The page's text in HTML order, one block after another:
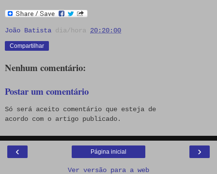
João Batista dia/hora 20:20:00
Compartilhar
Nenhum comentário:
Postar um comentário
Só será aceito comentário que esteja de
acordo com o artigo publicado.
‹ ›
Página inicial
Ver versão para a web